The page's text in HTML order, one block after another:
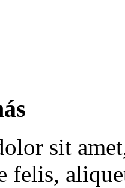
sit
felis,